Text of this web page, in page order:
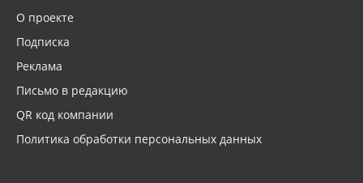
О проекте
Подписка
Реклама
Письмо в редакцию
QR код компании
Политика обработки персональных данных